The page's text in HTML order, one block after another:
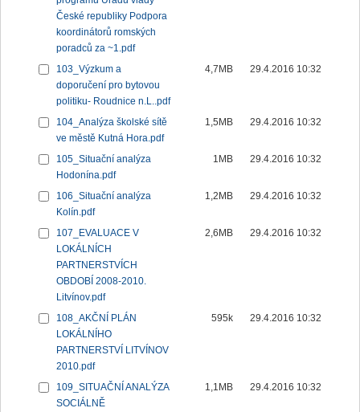
České republiky Podpora
koordinátorů romských
poradců za ~1.pdf
103_Výzkum a
doporučení pro bytovou
politiku- Roudnice n.L..pdf
4,7MB 29.4.2016 10:32
104_Analýza školské sítě
ve městě Kutná Hora.pdf
1,5MB 29.4.2016 10:32
105_Situační analýza
Hodonína.pdf
1MB 29.4.2016 10:32
106_Situační analýza
Kolín.pdf
1,2MB 29.4.2016 10:32
107_EVALUACE V
LOKÁLNÍCH
PARTNERSTVÍCH
OBDOBÍ 2008-2010.
Litvínov.pdf
2,6MB 29.4.2016 10:32
108_AKČNÍ PLÁN
LOKÁLNÍHO
PARTNERSTVÍ LITVÍNOV
2010.pdf
595k 29.4.2016 10:32
109_SITUAČNÍ ANALÝZA
SOCIÁLNĚ
1,1MB 29.4.2016 10:32